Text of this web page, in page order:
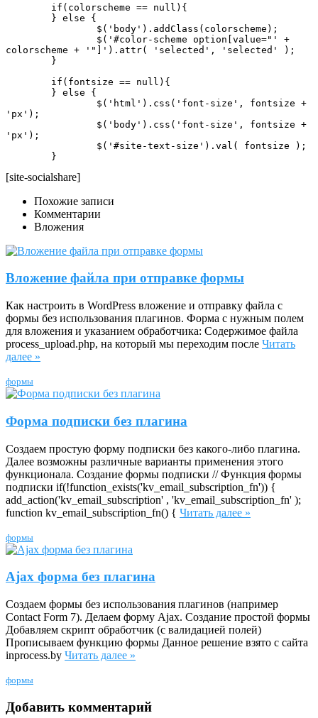
colorscheme + '"]').attr( 'selected', 'selected' );
'px');
'px');
	}
[site-socialshare]
Похожие записи
Комментарии
Вложения
Вложение файла при отправке формы
Как настроить в WordPress вложение и отправку файла с
формы без использования плагинов. Форма с нужным полем
для вложения и указанием обработчика: Содержимое файла
process_upload.php, на который мы переходим после Читать
далее »
формы
Форма подписки без плагина
Создаем простую форму подписки без какого-либо плагина.
Далее возможны различные варианты применения этого
функционала. Создание формы подписки // Функция формы
подписки if(!function_exists('kv_email_subscription_fn')) {
add_action('kv_email_subscription' , 'kv_email_subscription_fn' );
function kv_email_subscription_fn() { Читать далее »
формы
Ajax форма без плагина
Создаем формы без использования плагинов (например
Contact Form 7). Делаем форму Ajax. Создание простой формы
Добавляем скрипт обработчик (с валидацией полей)
Прописываем функцию формы Данное решение взято с сайта
inprocess.by Читать далее »
формы
Добавить комментарий